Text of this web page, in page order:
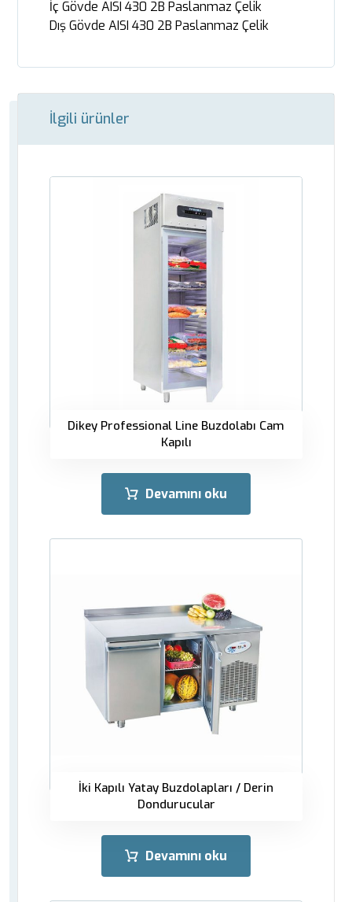
İç Gövde AISI 430 2B Paslanmaz Çelik
Dış Gövde AISI 430 2B Paslanmaz Çelik
İlgili ürünler
Dikey Professional Line Buzdolabı Cam
Kapılı
Devamını oku
İki Kapılı Yatay Buzdolapları / Derin
Dondurucular
Devamını oku